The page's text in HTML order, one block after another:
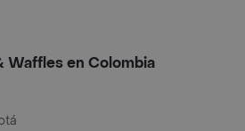
Waffles en Colombia